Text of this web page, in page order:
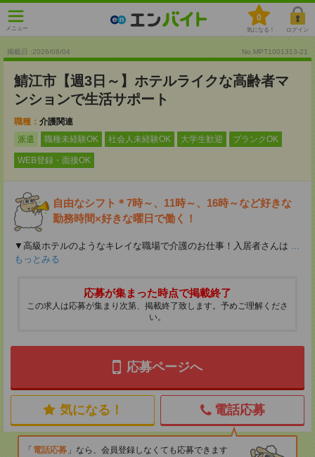
メニュー
0
気になる！ ログイン
掲載日 :2026/08/04 No.MPT1001313-21
鯖江市【週3日～】ホテルライクな高齢者マ
ンションで生活サポート
職種： 介護関連
派遣
職種未経験OK 社会人未経験OK 大学生歓迎 ブランクOK
WEB登録・面接OK
自由なシフト＊7時～、11時～、16時～など好きな
勤務時間×好きな曜日で働く！
▼高級ホテルのようなキレイな職場で介護のお仕事！入居者さんは ...
もっとみる
応募が集まった時点で掲載終了
この求人は応募が集まり次第、掲載終了致します。予めご理解くださ
い。
応募ページへ
気になる！ 電話応募
電話応募
なら、会員登録しなくても応募できます